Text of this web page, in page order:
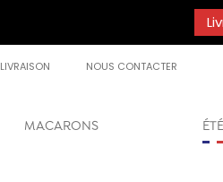
LIVRAISON NOUS CONTACTER
MACARONS ÉTÉ